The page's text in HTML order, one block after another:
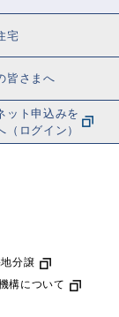
宅
皆さまへ
ット申込みを
（ログイン）
分譲
構について